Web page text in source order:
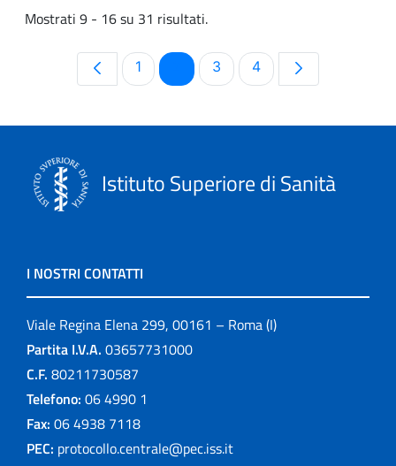
Mostrati 9 - 16 su 31 risultati.
Pagina
1 PaginaPagina
3 Pagina
4
Istituto Superiore di Sanità
I NOSTRI CONTATTI
Viale Regina Elena 299, 00161 – Roma (I)
Partita I.V.A. 03657731000
C.F. 80211730587
Telefono: 06 4990 1
Fax: 06 4938 7118
PEC: protocollo.centrale@pec.iss.it